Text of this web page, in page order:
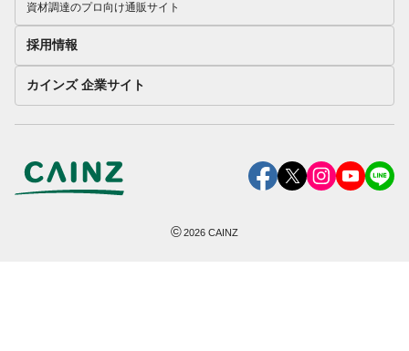
資材調達のプロ向け通販サイト
採用情報
カインズ 企業サイト
©2026 CAINZ